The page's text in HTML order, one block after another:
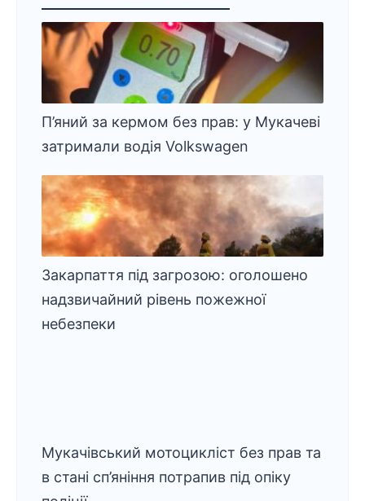
П’яний за кермом без прав: у Мукачеві
затримали водія Volkswagen
Закарпаття під загрозою: оголошено
надзвичайний рівень пожежної
небезпеки
Мукачівський мотоцикліст без прав та
в стані сп’яніння потрапив під опіку